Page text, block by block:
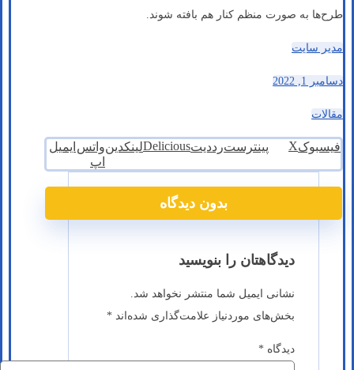
طرح‌ها به صورت منظم کنار هم بافته شوند.
مدیر سایت
دسامبر 1, 2022
مقالات
فیسبوکX پینترسترددیتDeliciousلینکدینواتس
اپ
ایمیل
بدون دیدگاه
دیدگاهتان را بنویسید
نشانی ایمیل شما منتشر نخواهد شد.
بخش‌های موردنیاز علامت‌گذاری شده‌اند *
دیدگاه *